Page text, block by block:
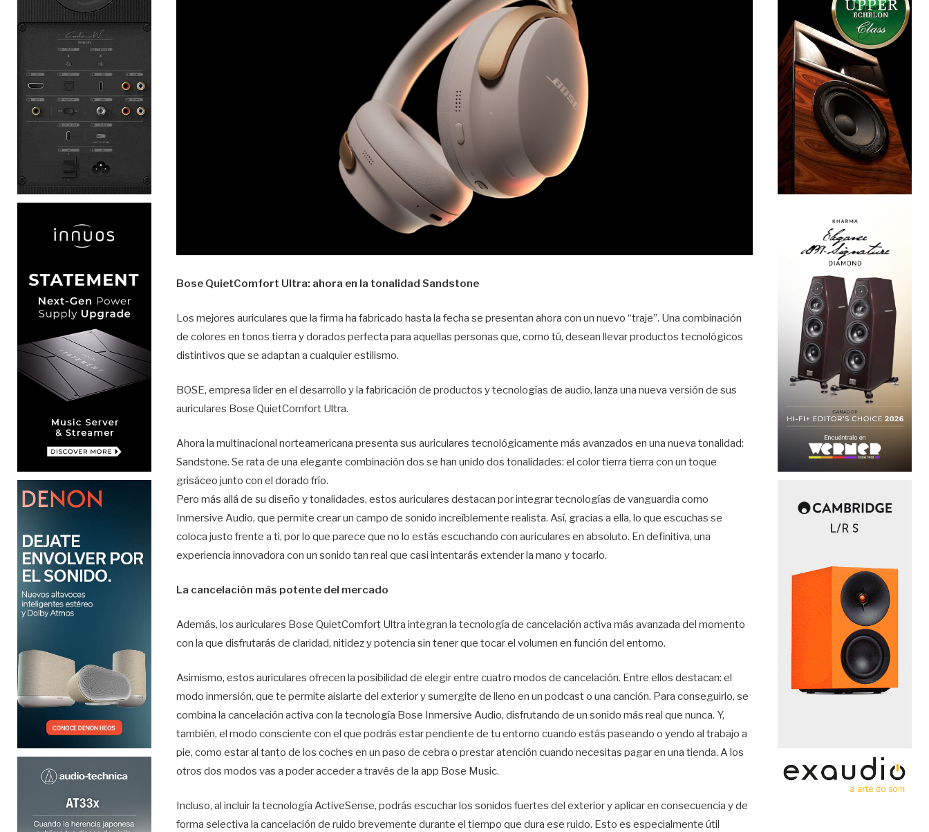
Bose QuietComfort Ultra: ahora en la tonalidad Sandstone
Los mejores auriculares que la firma ha fabricado hasta la fecha se presentan ahora con un nuevo “traje”. Una combinación
de colores en tonos tierra y dorados perfecta para aquellas personas que, como tú, desean llevar productos tecnológicos
distintivos que se adaptan a cualquier estilismo.
BOSE, empresa líder en el desarrollo y la fabricación de productos y tecnologías de audio, lanza una nueva versión de sus
auriculares Bose QuietComfort Ultra.
Ahora la multinacional norteamericana presenta sus auriculares tecnológicamente más avanzados en una nueva tonalidad:
Sandstone. Se rata de una elegante combinación dos se han unido dos tonalidades: el color tierra tierra con un toque
grisáceo junto con el dorado frío.
Pero más allá de su diseño y tonalidades, estos auriculares destacan por integrar tecnologías de vanguardia como
Inmersive Audio, que permite crear un campo de sonido increíblemente realista. Así, gracias a ella, lo que escuchas se
coloca justo frente a ti, por lo que parece que no lo estás escuchando con auriculares en absoluto. En definitiva, una
experiencia innovadora con un sonido tan real que casi intentarás extender la mano y tocarlo.
La cancelación más potente del mercado
Además, los auriculares Bose QuietComfort Ultra integran la tecnología de cancelación activa más avanzada del momento
con la que disfrutarás de claridad, nitidez y potencia sin tener que tocar el volumen en función del entorno.
Asimismo, estos auriculares ofrecen la posibilidad de elegir entre cuatro modos de cancelación. Entre ellos destacan: el
modo inmersión, que te permite aislarte del exterior y sumergite de lleno en un podcast o una canción. Para conseguirlo, se
combina la cancelación activa con la tecnología Bose Inmersive Audio, disfrutando de un sonido más real que nunca. Y,
también, el modo consciente con el que podrás estar pendiente de tu entorno cuando estás paseando o yendo al trabajo a
pie, como estar al tanto de los coches en un paso de cebra o prestar atención cuando necesitas pagar en una tienda. A los
otros dos modos vas a poder acceder a través de la app Bose Music.
Incluso, al incluir la tecnología ActiveSense, podrás escuchar los sonidos fuertes del exterior y aplicar en consecuencia y de
forma selectiva la cancelación de ruido brevemente durante el tiempo que dura ese ruido. Esto es especialmente útil